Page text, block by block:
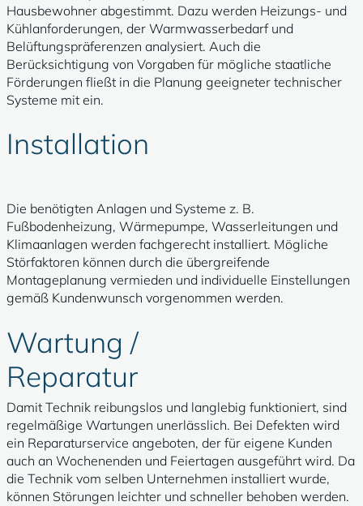
Hausbewohner abgestimmt. Dazu werden Heizungs- und
Kühlanforderungen, der Warmwasserbedarf und
Belüftungspräferenzen analysiert. Auch die
Berücksichtigung von Vorgaben für mögliche staatliche
Förderungen fließt in die Planung geeigneter technischer
Systeme mit ein.
Installation
Die benötigten Anlagen und Systeme z. B.
Fußbodenheizung, Wärmepumpe, Wasserleitungen und
Klimaanlagen werden fachgerecht installiert. Mögliche
Störfaktoren können durch die übergreifende
Montageplanung vermieden und individuelle Einstellungen
gemäß Kundenwunsch vorgenommen werden.
Wartung /
Reparatur
Damit Technik reibungslos und langlebig funktioniert, sind
regelmäßige Wartungen unerlässlich. Bei Defekten wird
ein Reparaturservice angeboten, der für eigene Kunden
auch an Wochenenden und Feiertagen ausgeführt wird. Da
die Technik vom selben Unternehmen installiert wurde,
können Störungen leichter und schneller behoben werden.